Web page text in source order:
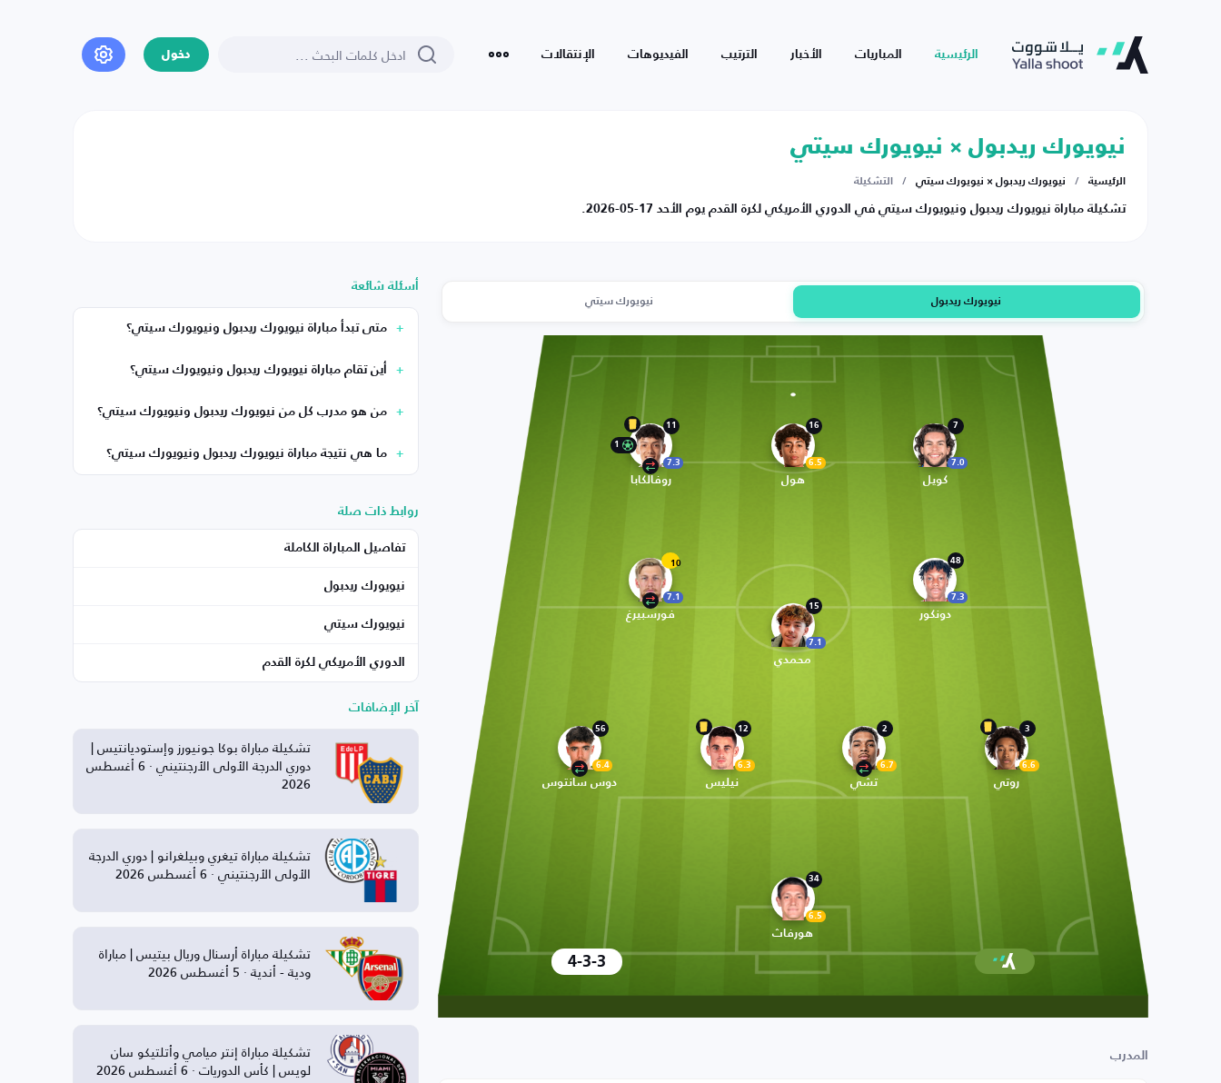
الرئيسية المباريات الأخبار الترتيب الفيديوهات الإنتقالات دخول
نيويورك ريدبول × نيويورك سيتي
الرئيسية / نيويورك ريدبول × نيويورك سيتي / التشكيلة
تشكيلة مباراة نيويورك ريدبول ونيويورك سيتي في الدوري الأمريكي لكرة القدم يوم الأحد 17-05-2026.
نيويورك ريدبول نيويورك سيتي
11
7.3
1
روفالكابا
16
6.5
هول
7
7.0
كويل
10
7.1
فورسبيرغ
15
7.1
محمدي
48
7.3
دونكور
56
6.4
دوس سانتوس
12
6.3
نيليس
2
6.7
تشي
3
6.6
روتي
34
6.5
هورفاث
4-3-3
المدرب
أسئلة شائعة
متى تبدأ مباراة نيويورك ريدبول ونيويورك سيتي؟
أين تقام مباراة نيويورك ريدبول ونيويورك سيتي؟
من هو مدرب كل من نيويورك ريدبول ونيويورك سيتي؟
ما هي نتيجة مباراة نيويورك ريدبول ونيويورك سيتي؟
روابط ذات صلة
تفاصيل المباراة الكاملة
نيويورك ريدبول
نيويورك سيتي
الدوري الأمريكي لكرة القدم
آخر الإضافات
تشكيلة مباراة بوكا جونيورز وإستوديانتيس |
دوري الدرجة الأولى الأرجنتيني · 6 أغسطس
2026
تشكيلة مباراة تيغري وبيلغرانو | دوري الدرجة
الأولى الأرجنتيني · 6 أغسطس 2026
تشكيلة مباراة أرسنال وريال بيتيس | مباراة
ودية - أندية · 5 أغسطس 2026
تشكيلة مباراة إنتر ميامي وأتلتيكو سان
لويس | كأس الدوريات · 6 أغسطس 2026